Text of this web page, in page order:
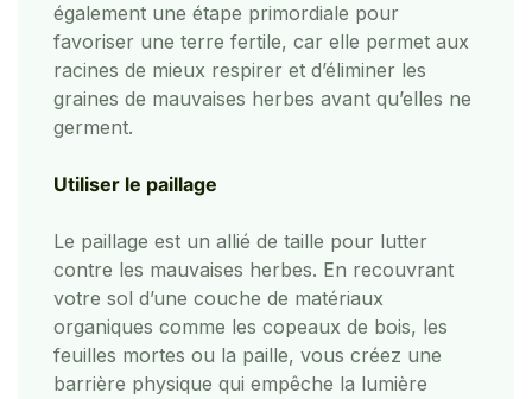
également une étape primordiale pour
favoriser une terre fertile, car elle permet aux
racines de mieux respirer et d’éliminer les
graines de mauvaises herbes avant qu’elles ne
germent.
Utiliser le paillage
Le paillage est un allié de taille pour lutter
contre les mauvaises herbes. En recouvrant
votre sol d’une couche de matériaux
organiques comme les copeaux de bois, les
feuilles mortes ou la paille, vous créez une
barrière physique qui empêche la lumière